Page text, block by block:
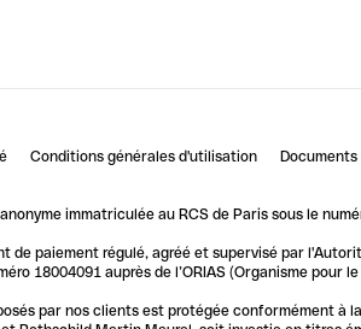
Conditions générales d'utilisation
immatriculée au RCS de Paris sous le
de paiement régulé, agréé et supervisé par
18004091 auprès de l’ORIAS (Organisme
par nos clients est protégée conformément à